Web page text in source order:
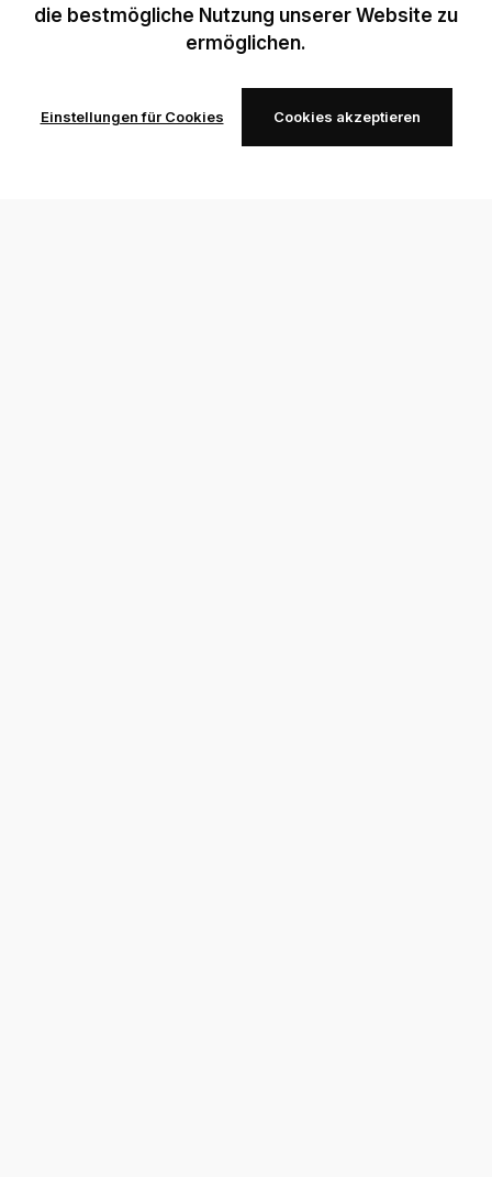
die bestmögliche Nutzung unserer Website zu
ermöglichen.
Einstellungen für Cookies Cookies akzeptieren